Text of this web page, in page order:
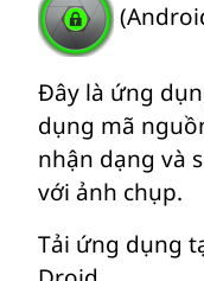
Đây là ứng
dụng mã
nhận dạng và
với ảnh chụp.
Tải ứng dụng